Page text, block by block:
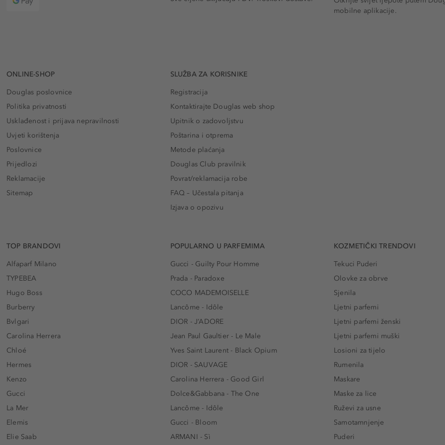
mobilne aplikacije.
ONLINE-SHOP
Douglas poslovnice
Politika privatnosti
Usklađenost i prijava nepravilnosti
Uvjeti korištenja
Poslovnice
Prijedlozi
Reklamacije
Sitemap
SLUŽBA ZA KORISNIKE
Registracija
Kontaktirajte Douglas web shop
Upitnik o zadovoljstvu
Poštarina i otprema
Metode plaćanja
Douglas Club pravilnik
Povrat/reklamacija robe
FAQ – Učestala pitanja
Izjava o opozivu
TOP BRANDOVI
Alfaparf Milano
TYPEBEA
Hugo Boss
Burberry
Bvlgari
Carolina Herrera
Chloé
Hermes
Kenzo
Gucci
La Mer
Elemis
Elie Saab
POPULARNO U PARFEMIMA
Gucci - Guilty Pour Homme
Prada - Paradoxe
COCO MADEMOISELLE
Lancôme - Idôle
DIOR - J’ADORE
Jean Paul Gaultier - Le Male
Yves Saint Laurent - Black Opium
DIOR - SAUVAGE
Carolina Herrera - Good Girl
Dolce&Gabbana - The One
Lancôme - Idôle
Gucci - Bloom
ARMANI - Sì
KOZMETIČKI TRENDOVI
Tekuci Puderi
Olovke za obrve
Sjenila
Ljetni parfemi
Ljetni parfemi ženski
Ljetni parfemi muški
Losioni za tijelo
Rumenila
Maskare
Maske za lice
Ruževi za usne
Samotamnjenje
Puderi